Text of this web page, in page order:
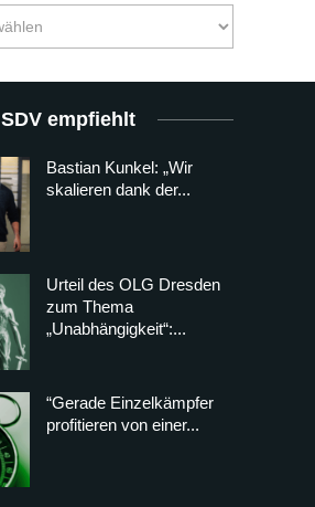
SDV empfiehlt
Bastian Kunkel: „Wir
skalieren dank der...
Urteil des OLG Dresden
zum Thema
„Unabhängigkeit“:...
“Gerade Einzelkämpfer
profitieren von einer...